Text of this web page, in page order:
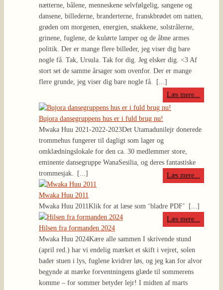
nætterne, bålene, menneskene selvfølgelig, sangene og
dansene, billederne, branderterne, franskbrødet om natten,
grøden om morgenen, energien, snakkene, solstrålerne,
grinene, fuglene, de kulørte lamper og de åbne armes
politik. Der er mange flere billeder, jeg viser dig bare
nogle få. Tak, Ursula. Tak for dig. Jeg elsker dig. <3 Af
stort set de samme årsager som ovenfor. Der er mange
flere grunde, jeg viser dig bare nogle få.
[...]
Læs mere...
Bujora dansegruppens hus er i fuld brug nu!
Mwaka Huu 2021-2022-2023Det Utamadunilejr donerede
trommehus fungerer til dagligt som lager og
omklædningslokale for den ca. 30 medlemmer store,
eminente dansegruppe WanaSesilia, og deres fantastiske
trommesjak.
[...] Læs mere...
Mwaka Huu 2011
Mwaka Huu 2011 Klik for at læse som ‘bladre PDF’
[...]
Læs mere...
Hilsen fra formanden 2024
Mwaka Huu 2024Kære alle sammen I skrivende stund
(april red.) har vi endelig mærket et skift i vejret, solen
bader stuen i lys, fuglene kvidrer løs, og jeg kan for alvor
begynde at mærke forventningens glæde til sommerens
komme – for sommer betyder lejr! I midten af marts